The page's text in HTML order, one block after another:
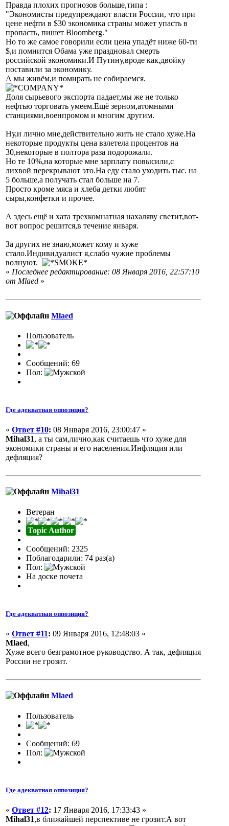
Правда плохих прогнозов больше,типа :
"Экономисты предупреждают власти России, что при
цене нефти в $30 экономика страны может упасть в
пропасть, пишет Bloomberg."
Но то же самое говорили если цена упадёт ниже 60-ти
$,и помнится Обама уже праздновал смерть
российской экономики.И Путину,вроде как,двойку
поставили за экономику.
А мы живём,и помирать не собираемся.
Доля сырьевого экспорта падает,мы же не только
нефтью торговать умеем.Ещё зерном,атомными
станциями,военпромом и многим другим.
Ну,и лично мне,действительно жить не стало хуже.На
некоторые продукты цена взлетела процентов на
30,некоторые в полтора раза подорожали.
Но те 10%,на которые мне зарплату повысили,с
лихвой перекрывают это.На еду стало уходить тыс. на
5 больше,а получать стал больше на 7.
Просто кроме мяса и хлеба детки любят
сыры,конфетки и прочее.
А здесь ещё и хата трехкомнатная нахаляву светит,вот-
вот вопрос решится,в течение января.
За других не знаю,может кому и хуже
стало.Индивидуалист я,слабо чужие проблемы
волнуют.
« Последнее редактирование: 08 Января 2016, 22:57:10
от Mlaed »
Mlaed
Пользователь
Сообщений: 69
Пол:
Где адекватная оппозиция?
« Ответ #10: 08 Января 2016, 23:00:47 »
Mihal31, а ты сам,лично,как считаешь что хуже для
экономики страны и его населения.Инфляция или
дефляция?
Mihal31
Ветеран
Topic Author
Сообщений: 2325
Поблагодарили: 74 раз(а)
Пол:
На доске почета
Где адекватная оппозиция?
« Ответ #11: 09 Января 2016, 12:48:03 »
Mlaed,
Хуже всего безграмотное руководство. А так, дефляция
России не грозит.
Mlaed
Пользователь
Сообщений: 69
Пол:
Где адекватная оппозиция?
« Ответ #12: 17 Января 2016, 17:33:43 »
Mihal31,в ближайшей перспективе не грозит.А вот